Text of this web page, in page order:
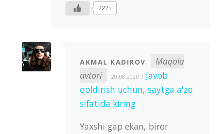
222+
AKMAL KADIROV
Maqola
avtori
20.08.2020
Javob
qoldirish uchun, saytga a'zo
sifatida kiring
Yaxshi gap ekan, biror